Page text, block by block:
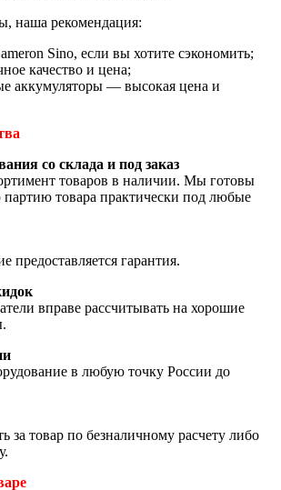
наша рекомендация:
Sino, если вы хотите сэкономить;
качество и цена;
аккумуляторы — высокая цена и
со склада и под заказ
товаров в наличии. Мы готовы
партию товара практически под любые
предоставляется гарантия.
вправе рассчитывать на хорошие
в любую точку России до
за товар по безналичному расчету либо